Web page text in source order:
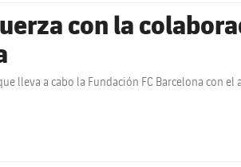
con la
lleva a cabo la Fundación FC Barcelona con el